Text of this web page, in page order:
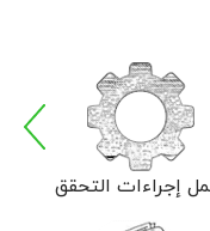
إجراءات التحقق